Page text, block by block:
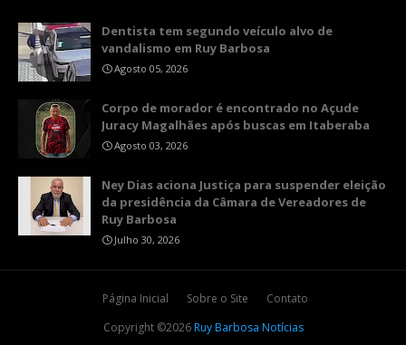
Dentista tem segundo veículo alvo de
vandalismo em Ruy Barbosa
Agosto 05, 2026
Corpo de morador é encontrado no Açude
Juracy Magalhães após buscas em Itaberaba
Agosto 03, 2026
Ney Dias aciona Justiça para suspender eleição
da presidência da Câmara de Vereadores de
Ruy Barbosa
Julho 30, 2026
Página Inicial Sobre o Site
Contato
Copyright ©2026 Ruy Barbosa Notícias